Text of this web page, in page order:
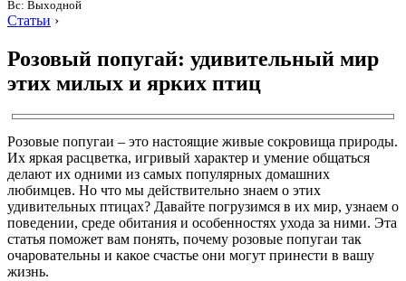
Вс: Выходной
Статьи ›
Розовый попугай: удивительный мир
этих милых и ярких птиц
Розовые попугаи – это настоящие живые сокровища природы.
Их яркая расцветка, игривый характер и умение общаться
делают их одними из самых популярных домашних
любимцев. Но что мы действительно знаем о этих
удивительных птицах? Давайте погрузимся в их мир, узнаем о
поведении, среде обитания и особенностях ухода за ними. Эта
статья поможет вам понять, почему розовые попугаи так
очаровательны и какое счастье они могут принести в вашу
жизнь.